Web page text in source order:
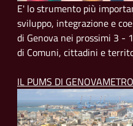
E' lo strumento più
sviluppo, integrazione e
di Genova nei prossimi 3 -
di Comuni, cittadini e
IL PUMS DI